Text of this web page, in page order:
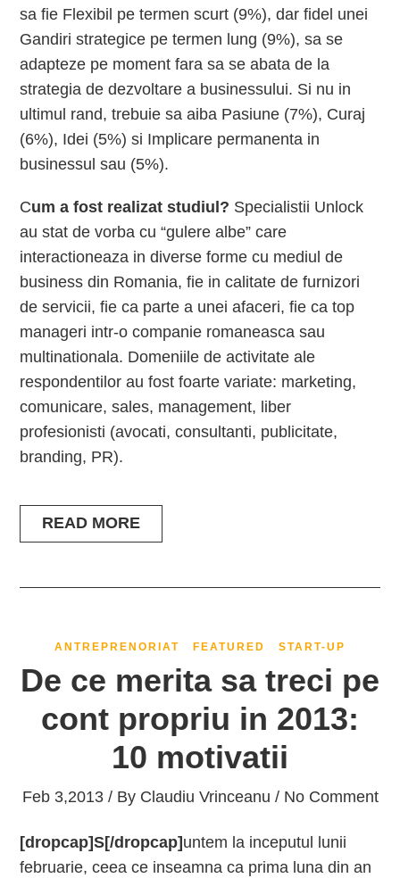
sa fie Flexibil pe termen scurt (9%), dar fidel unei
Gandiri strategice pe termen lung (9%), sa se
adapteze pe moment fara sa se abata de la
strategia de dezvoltare a businessului. Si nu in
ultimul rand, trebuie sa aiba Pasiune (7%), Curaj
(6%), Idei (5%) si Implicare permanenta in
businessul sau (5%).
Cum a fost realizat studiul? Specialistii Unlock
au stat de vorba cu “gulere albe” care
interactioneaza in diverse forme cu mediul de
business din Romania, fie in calitate de furnizori
de servicii, fie ca parte a unei afaceri, fie ca top
manageri intr-o companie romaneasca sau
multinationala. Domeniile de activitate ale
respondentilor au fost foarte variate: marketing,
comunicare, sales, management, liber
profesionisti (avocati, consultanti, publicitate,
branding, PR).
READ MORE
ANTREPRENORIAT FEATURED START-UP
De ce merita sa treci pe
cont propriu in 2013:
10 motivatii
Feb 3,2013 / By Claudiu Vrinceanu / No Comment
[dropcap]S[/dropcap] untem la inceputul lunii
februarie, ceea ce inseamna ca prima luna din an